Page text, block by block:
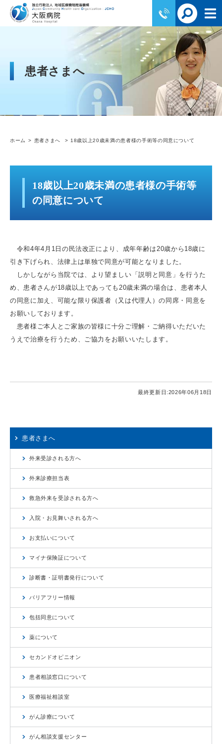
患者さまへ
ホーム 患者さまへ 18歳以上20歳未満の患者様の手術等の同意について
18歳以上20歳未満の患者様の手術等
の同意について
令和4年4月1日の民法改正により、成年年齢は20歳から18歳に
引き下げられ、法律上は単独で同意が可能となりました。
しかしながら当院では、より望ましい「説明と同意」を行うた
め、患者さんが18歳以上であっても20歳未満の場合は、患者本人
の同意に加え、可能な限り保護者（又は代理人）の同席・同意を
お願いしております。
患者様ご本人とご家族の皆様に十分ご理解・ご納得いただいた
うえで治療を行うため、ご協力をお願いいたします。
最終更新日:2026年06月18日
患者さまへ
外来受診される方へ
外来診療担当表
救急外来を受診される方へ
入院・お見舞いされる方へ
お支払いについて
マイナ保険証について
診断書・証明書発行について
バリアフリー情報
包括同意について
薬について
セカンドオピニオン
患者相談窓口について
医療福祉相談室
がん診療について
がん相談支援センター